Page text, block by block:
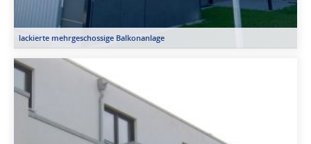
lackierte mehrgeschossige Balkonanlage